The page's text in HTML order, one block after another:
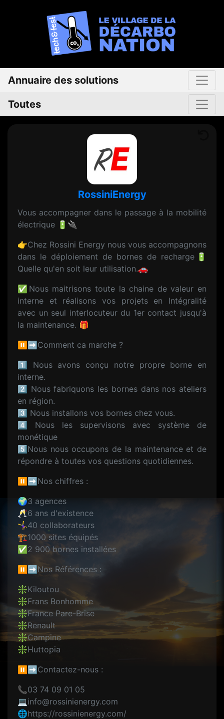
Annuaire des solutions
Toutes
RossiniEnergy
Vous accompagner dans le passage à la mobilité
électrique 🔋🔌
👉Chez Rossini Energy nous vous accompagnons
dans le déploiement de bornes de recharge🔋
Quelle qu'en soit leur utilisation.🚗
✅Nous maitrisons toute la chaine de valeur en
interne et réalisons vos projets en Intégralité
avec un seul interlocuteur du 1er contact jusqu'à
la maintenance. 🎁
⏸️➡️Comment ca marche ?
1️⃣ Nous avons conçu notre propre borne en
interne.
2️⃣ Nous fabriquons les bornes dans nos ateliers
en région.
3️⃣ Nous installons vos bornes chez vous.
4️⃣ Nous les supervisons avec système de
monétique
5️⃣Nous nous occupons de la maintenance et de
répondre à toutes vos questions quotidiennes.
⏸️➡️Nos chiffres :
🌍3 agences
🥂6 ans d'existence
🤸‍♀️40 collaborateurs
🏗️1000 sites équipés
✅2 900 bornes installées
⏸️➡️Nos Références :
❇️Kiloutou
❇️Frans Bonhomme
❇️France Pare-Brise
❇️Renault
❇️Campine
❇️Huttopia
⏸️➡️Contactez-nous :
📞03 74 09 01 05
💻info@rossinienergy.com
🌐https://rossinienergy.com/